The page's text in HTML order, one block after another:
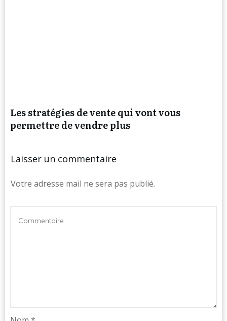
Les stratégies de vente qui vont vous
permettre de vendre plus
Laisser un commentaire
Votre adresse mail ne sera pas publié.